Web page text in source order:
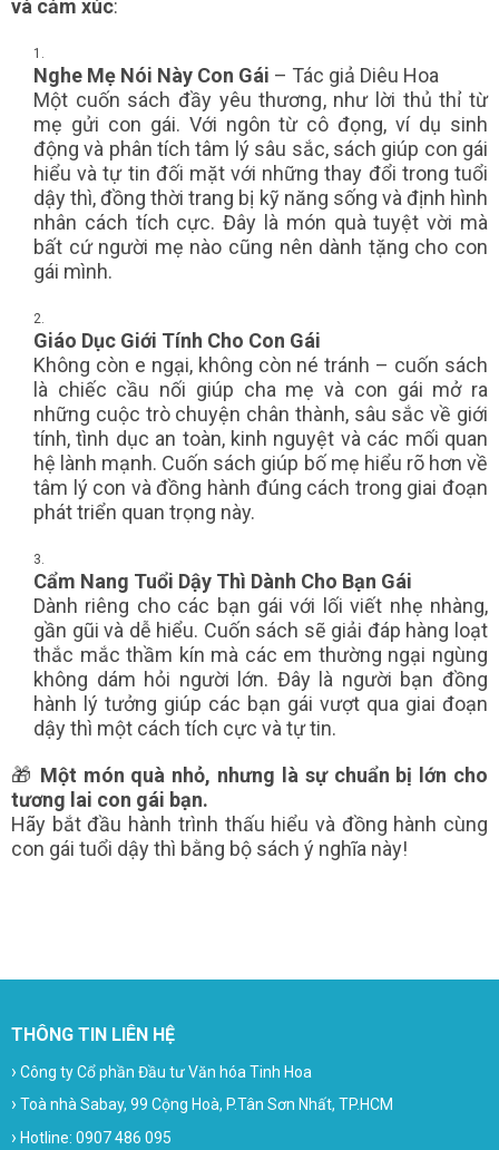
và cảm xúc:
Nghe Mẹ Nói Này Con Gái – Tác giả Diêu Hoa
Một cuốn sách đầy yêu thương, như lời thủ thỉ từ
mẹ gửi con gái. Với ngôn từ cô đọng, ví dụ sinh
động và phân tích tâm lý sâu sắc, sách giúp con gái
hiểu và tự tin đối mặt với những thay đổi trong tuổi
dậy thì, đồng thời trang bị kỹ năng sống và định hình
nhân cách tích cực. Đây là món quà tuyệt vời mà
bất cứ người mẹ nào cũng nên dành tặng cho con
gái mình.
Giáo Dục Giới Tính Cho Con Gái
Không còn e ngại, không còn né tránh – cuốn sách
là chiếc cầu nối giúp cha mẹ và con gái mở ra
những cuộc trò chuyện chân thành, sâu sắc về giới
tính, tình dục an toàn, kinh nguyệt và các mối quan
hệ lành mạnh. Cuốn sách giúp bố mẹ hiểu rõ hơn về
tâm lý con và đồng hành đúng cách trong giai đoạn
phát triển quan trọng này.
Cẩm Nang Tuổi Dậy Thì Dành Cho Bạn Gái
Dành riêng cho các bạn gái với lối viết nhẹ nhàng,
gần gũi và dễ hiểu. Cuốn sách sẽ giải đáp hàng loạt
thắc mắc thầm kín mà các em thường ngại ngùng
không dám hỏi người lớn. Đây là người bạn đồng
hành lý tưởng giúp các bạn gái vượt qua giai đoạn
dậy thì một cách tích cực và tự tin.
🎁 Một món quà nhỏ, nhưng là sự chuẩn bị lớn cho
tương lai con gái bạn.
Hãy bắt đầu hành trình thấu hiểu và đồng hành cùng
con gái tuổi dậy thì bằng bộ sách ý nghĩa này!
THÔNG TIN LIÊN HỆ
› Công ty Cổ phần Đầu tư Văn hóa Tinh Hoa
› Toà nhà Sabay, 99 Cộng Hoà, P.Tân Sơn Nhất, TP.HCM
› Hotline: 0907 486 095